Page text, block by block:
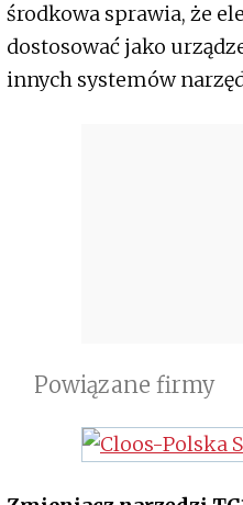
środkowa sprawia, że
dostosować jako
innych systemów
Powiązane firmy